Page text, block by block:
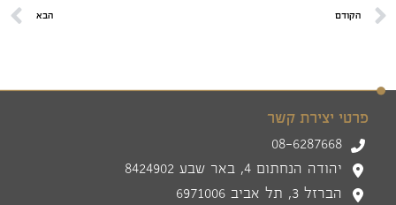
הקודם הבא
פרטי יצירת קשר
08-6287668
יהודה הנחתום 4, באר שבע 8424902
הברזל 3, תל אביב 6971006